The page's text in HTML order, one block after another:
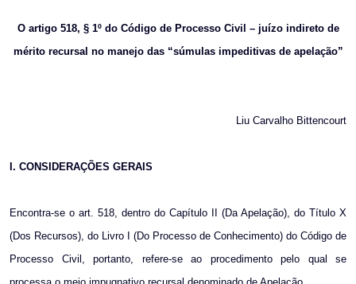
O artigo 518, § 1º do Código de Processo Civil – juízo indireto de
mérito recursal no manejo das “súmulas impeditivas de apelação”
Liu Carvalho Bittencourt
I. CONSIDERAÇÕES GERAIS
Encontra-se o art. 518, dentro do Capítulo II (Da Apelação), do Título X
(Dos Recursos), do Livro I (Do Processo de Conhecimento) do Código de
Processo Civil, portanto, refere-se ao procedimento pelo qual se